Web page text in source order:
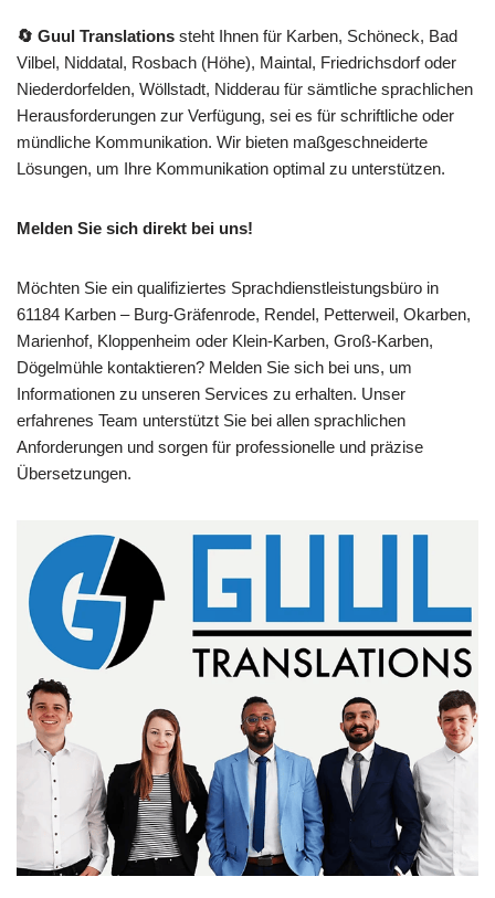
🔄 Guul Translations steht Ihnen für Karben, Schöneck, Bad
Vilbel, Niddatal, Rosbach (Höhe), Maintal, Friedrichsdorf oder
Niederdorfelden, Wöllstadt, Nidderau für sämtliche sprachlichen
Herausforderungen zur Verfügung, sei es für schriftliche oder
mündliche Kommunikation. Wir bieten maßgeschneiderte
Lösungen, um Ihre Kommunikation optimal zu unterstützen.
Melden Sie sich direkt bei uns!
Möchten Sie ein qualifiziertes Sprachdienstleistungsbüro in
61184 Karben – Burg-Gräfenrode, Rendel, Petterweil, Okarben,
Marienhof, Kloppenheim oder Klein-Karben, Groß-Karben,
Dögelmühle kontaktieren? Melden Sie sich bei uns, um
Informationen zu unseren Services zu erhalten. Unser
erfahrenes Team unterstützt Sie bei allen sprachlichen
Anforderungen und sorgen für professionelle und präzise
Übersetzungen.